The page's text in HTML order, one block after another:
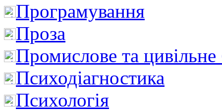
Програмування
Проза
Промислове та цивільне
Психодіагностика
Психологія